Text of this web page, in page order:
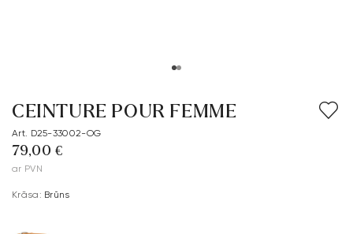
CEINTURE POUR FEMME
Art. D25-33002-OG
79,00 €
ar PVN
Krāsa: Brūns